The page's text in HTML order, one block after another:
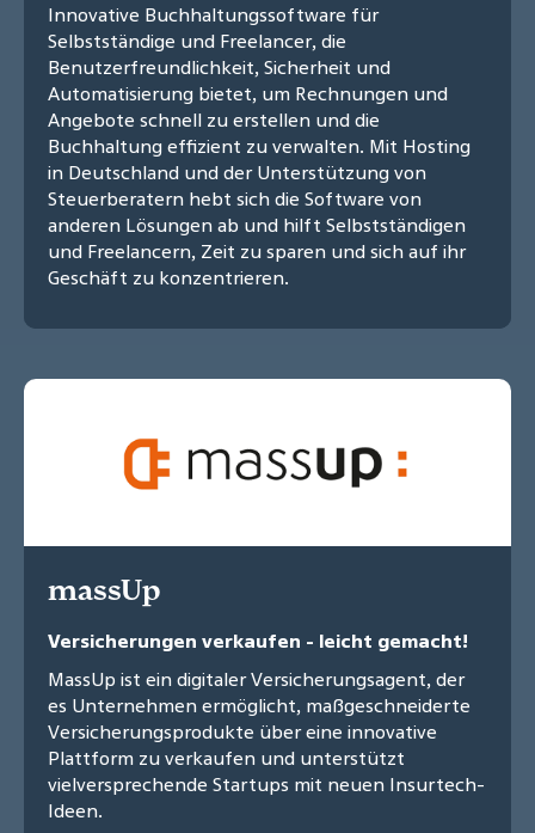
Innovative Buchhaltungssoftware für
Selbstständige und Freelancer, die
Benutzerfreundlichkeit, Sicherheit und
Automatisierung bietet, um Rechnungen und
Angebote schnell zu erstellen und die
Buchhaltung effizient zu verwalten. Mit Hosting
in Deutschland und der Unterstützung von
Steuerberatern hebt sich die Software von
anderen Lösungen ab und hilft Selbstständigen
und Freelancern, Zeit zu sparen und sich auf ihr
Geschäft zu konzentrieren.
massUp
Versicherungen verkaufen - leicht gemacht!
MassUp ist ein digitaler Versicherungsagent, der
es Unternehmen ermöglicht, maßgeschneiderte
Versicherungsprodukte über eine innovative
Plattform zu verkaufen und unterstützt
vielversprechende Startups mit neuen Insurtech-
Ideen.